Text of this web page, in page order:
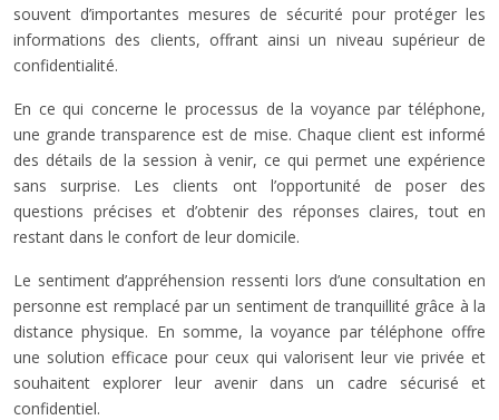
souvent d’importantes mesures de sécurité pour protéger les
informations des clients, offrant ainsi un niveau supérieur de
confidentialité.
En ce qui concerne le processus de la voyance par téléphone,
une grande transparence est de mise. Chaque client est informé
des détails de la session à venir, ce qui permet une expérience
sans surprise. Les clients ont l’opportunité de poser des
questions précises et d’obtenir des réponses claires, tout en
restant dans le confort de leur domicile.
Le sentiment d’appréhension ressenti lors d’une consultation en
personne est remplacé par un sentiment de tranquillité grâce à la
distance physique. En somme, la voyance par téléphone offre
une solution efficace pour ceux qui valorisent leur vie privée et
souhaitent explorer leur avenir dans un cadre sécurisé et
confidentiel.